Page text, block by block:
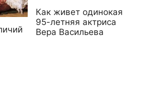
Как живет одинокая
95-летняя актриса
Вера Васильева